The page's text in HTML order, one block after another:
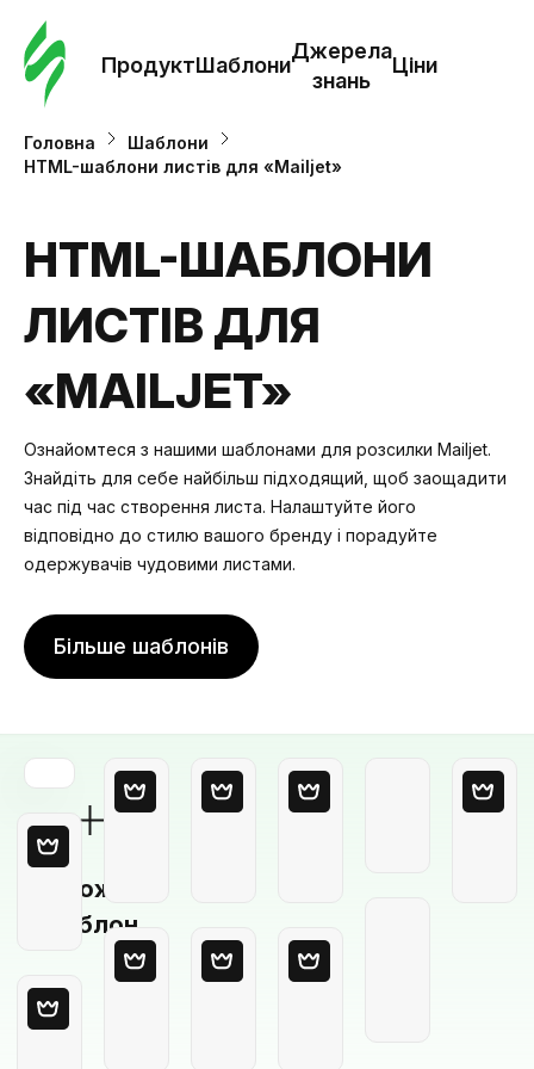
ПродуктШаблони
Джерела
знань
Ціни
Головна
Шаблони
HTML-шаблони листів для «Mailjet»
HTML-ШАБЛОНИ
ЛИСТІВ ДЛЯ
«MAILJET»
Ознайомтеся з нашими шаблонами для розсилки Mailjet.
Знайдіть для себе найбільш підходящий, щоб заощадити
час під час створення листа. Налаштуйте його
відповідно до стилю вашого бренду і порадуйте
одержувачів чудовими листами.
Більше шаблонів
Порожній
шаблон